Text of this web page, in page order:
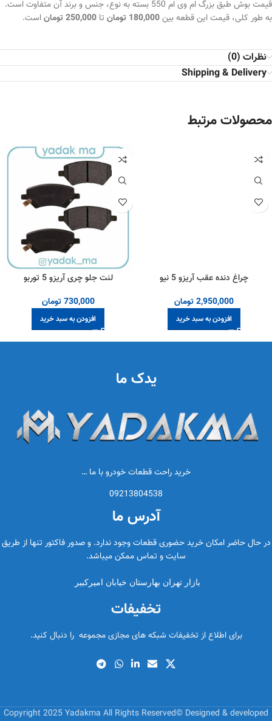
قیمت بوش طبق بزرگ ام وی ام 550 بسته به نوع، جنس و برند آن متفاوت است.
به طور کلی، قیمت این قطعه بین180,000 تومان تا 250,000 تومان است.
نظرات (0)
Shipping & Delivery
محصولات مرتبط
چراغ دنده عقب آریزو 5 نیو
2,950,000تومان
افزودن به سبد خرید
لنت جلو چری آریزو 5 توربو
730,000 تومان
افزودن به سبد خرید
یدک ما
خرید راحت قطعات خودرو با ما …
09213804538
آدرس ما
در حال حاضر امکان خرید حضوری قطعات وجود ندارد. و صدور فاکتور تنها از طریق
سایت و تماس ممکن میباشد.
بازار تهران بهارستان خیابان امیرکبیر
تخفیفات
برای اطلاع از تخفیفات شبکه های مجازی مجموعه را دنبال کنید.
Copyright 2025 Yadakma All Rights Reserved© Designed & developed